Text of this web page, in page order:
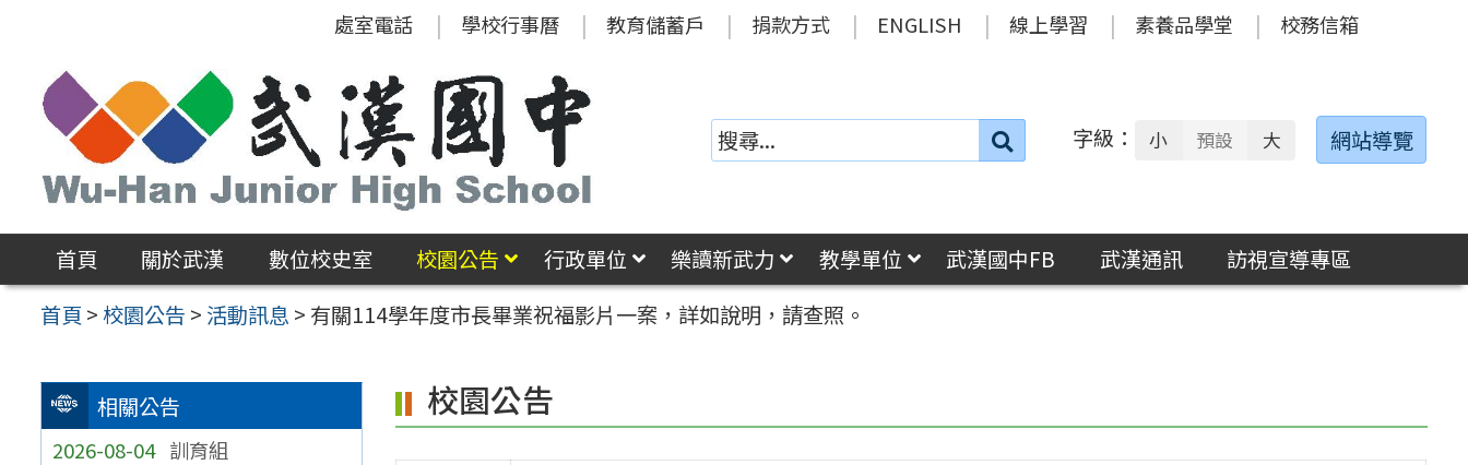
區
處室電話 學校行事曆 教育儲蓄戶 捐款方式 ENGLISH 線上學習 素養品學堂 校務信箱
搜
字級： 小 預設 大 網站導覽
首頁 關於武漢 數位校史室 校園公告 行政單位 樂讀新武力 教學單位 武漢國中FB 武漢通訊
訪視宣導專區
首頁 >校園公告 > 活動訊息 > 有關114學年度市長畢業祝福影片一案，詳如說明，請查照。
相關公告
2026-08-04 訓育組
校園公告